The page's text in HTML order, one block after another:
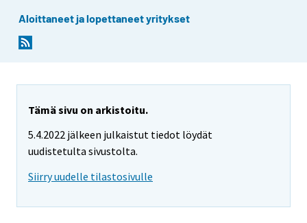
Aloittaneet ja lopettaneet yritykset
Tämä sivu on arkistoitu.
5.4.2022 jälkeen julkaistut tiedot löydät
uudistetulta sivustolta.
Siirry uudelle tilastosivulle